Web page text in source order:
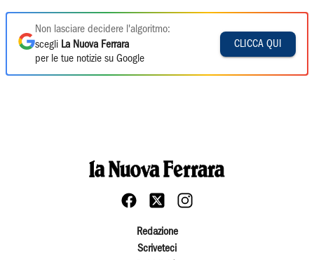
Non lasciare decidere l'algoritmo:
scegli La Nuova Ferrara
per le tue notizie su Google
CLICCA QUI
Redazione
Scriveteci